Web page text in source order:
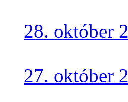
28. október
27. október